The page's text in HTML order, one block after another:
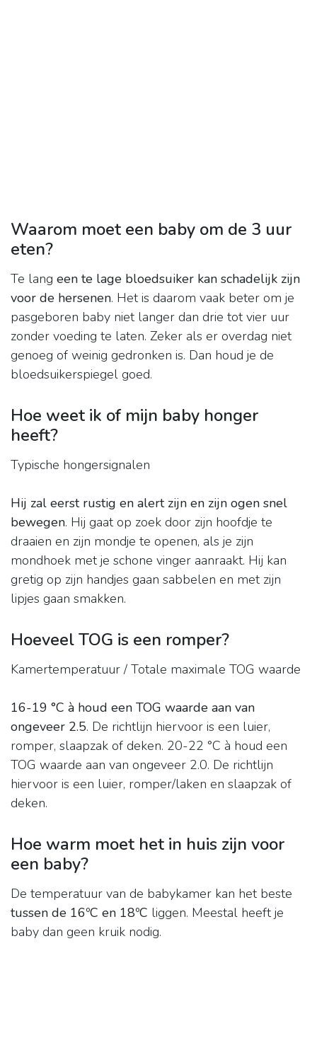
Waarom moet een baby om de 3 uur
eten?
Te lang een te lage bloedsuiker kan schadelijk zijn
voor de hersenen. Het is daarom vaak beter om je
pasgeboren baby niet langer dan drie tot vier uur
zonder voeding te laten. Zeker als er overdag niet
genoeg of weinig gedronken is. Dan houd je de
bloedsuikerspiegel goed.
Hoe weet ik of mijn baby honger
heeft?
Typische hongersignalen
Hij zal eerst rustig en alert zijn en zijn ogen snel
bewegen. Hij gaat op zoek door zijn hoofdje te
draaien en zijn mondje te openen, als je zijn
mondhoek met je schone vinger aanraakt. Hij kan
gretig op zijn handjes gaan sabbelen en met zijn
lipjes gaan smakken.
Hoeveel TOG is een romper?
Kamertemperatuur / Totale maximale TOG waarde
16-19 °C à houd een TOG waarde aan van
ongeveer 2.5. De richtlijn hiervoor is een luier,
romper, slaapzak of deken. 20-22 °C à houd een
TOG waarde aan van ongeveer 2.0. De richtlijn
hiervoor is een luier, romper/laken en slaapzak of
deken.
Hoe warm moet het in huis zijn voor
een baby?
De temperatuur van de babykamer kan het beste
tussen de 16ºC en 18ºC liggen. Meestal heeft je
baby dan geen kruik nodig.